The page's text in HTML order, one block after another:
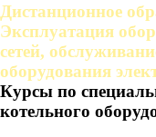
Дистанционное
Эксплуатация
сетей,
оборудования
Курсы по
котельного